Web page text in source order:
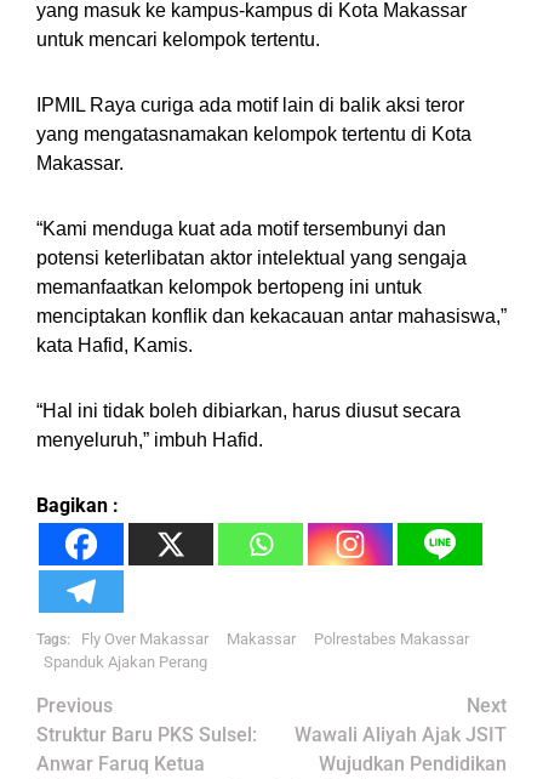
yang masuk ke kampus-kampus di Kota Makassar
untuk mencari kelompok tertentu.
IPMIL Raya curiga ada motif lain di balik aksi teror
yang mengatasnamakan kelompok tertentu di Kota
Makassar.
“Kami menduga kuat ada motif tersembunyi dan
potensi keterlibatan aktor intelektual yang sengaja
memanfaatkan kelompok bertopeng ini untuk
menciptakan konflik dan kekacauan antar mahasiswa,”
kata Hafid, Kamis.
“Hal ini tidak boleh dibiarkan, harus diusut secara
menyeluruh,” imbuh Hafid.
Bagikan :
Tags: Fly Over Makassar Makassar
Polrestabes Makassar
Spanduk Ajakan Perang
Post
navigation
Previous
Struktur Baru PKS Sulsel:
Anwar Faruq Ketua
Next
Wawali Aliyah Ajak JSIT
Wujudkan Pendidikan